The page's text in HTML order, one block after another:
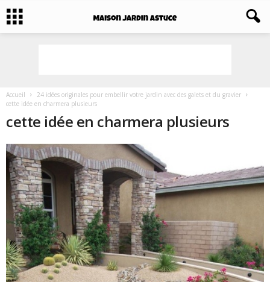
Accueil
24 idées originales pour embellir votre jardin avec des galets et du gravier
cette idée en charmera plusieurs
cette idée en charmera plusieurs